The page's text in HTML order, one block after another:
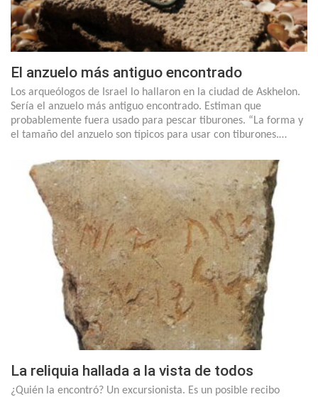
El anzuelo más antiguo encontrado
Los arqueólogos de Israel lo hallaron en la ciudad de Askhelon.
Sería el anzuelo más antiguo encontrado. Estiman que
probablemente fuera usado para pescar tiburones. “La forma y
el tamaño del anzuelo son típicos para usar con tiburones.…
La reliquia hallada a la vista de todos
¿Quién la encontró? Un excursionista. Es un posible recibo